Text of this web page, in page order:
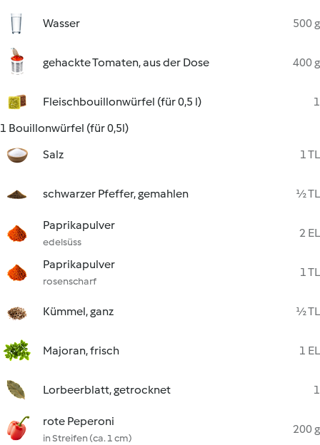
Wasser 500 g
gehackte Tomaten, aus der Dose 400 g
Fleischbouillonwürfel (für 0,5 l)
1
1 Bouillonwürfel (für 0,5l)
Salz
1 TL
schwarzer Pfeffer, gemahlen ½ TL
Paprikapulver
edelsüss
2 EL
Paprikapulver
rosenscharf
1 TL
Kümmel, ganz ½ TL
Majoran, frisch 1 EL
Lorbeerblatt, getrocknet 1
rote Peperoni
in Streifen (ca. 1 cm)
200 g